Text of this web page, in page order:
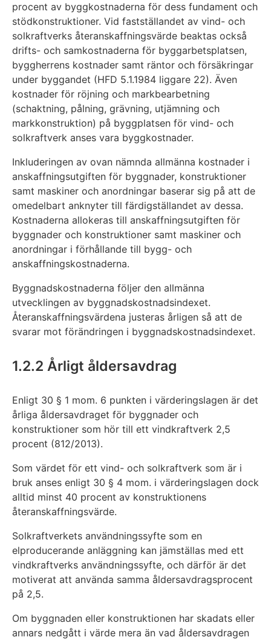
procent av byggkostnaderna för dess fundament och
stödkonstruktioner. Vid fastställandet av vind- och
solkraftverks återanskaffningsvärde beaktas också
drifts- och samkostnaderna för byggarbetsplatsen,
byggherrens kostnader samt räntor och försäkringar
under byggandet (HFD 5.1.1984 liggare 22). Även
kostnader för röjning och markbearbetning
(schaktning, pålning, grävning, utjämning och
markkonstruktion) på byggplatsen för vind- och
solkraftverk anses vara byggkostnader.
Inkluderingen av ovan nämnda allmänna kostnader i
anskaffningsutgiften för byggnader, konstruktioner
samt maskiner och anordningar baserar sig på att de
omedelbart anknyter till färdigställandet av dessa.
Kostnaderna allokeras till anskaffningsutgiften för
byggnader och konstruktioner samt maskiner och
anordningar i förhållande till bygg- och
anskaffningskostnaderna.
Byggnadskostnaderna följer den allmänna
utvecklingen av byggnadskostnadsindexet.
Återanskaffningsvärdena justeras årligen så att de
svarar mot förändringen i byggnadskostnadsindexet.
1.2.2 Årligt åldersavdrag
Enligt 30 § 1 mom. 6 punkten i värderingslagen är det
årliga åldersavdraget för byggnader och
konstruktioner som hör till ett vindkraftverk 2,5
procent (812/2013).
Som värdet för ett vind- och solkraftverk som är i
bruk anses enligt 30 § 4 mom. i värderingslagen dock
alltid minst 40 procent av konstruktionens
återanskaffningsvärde.
Solkraftverkets användningssyfte som en
elproducerande anläggning kan jämställas med ett
vindkraftverks användningssyfte, och därför är det
motiverat att använda samma åldersavdragsprocent
på 2,5.
Om byggnaden eller konstruktionen har skadats eller
annars nedgått i värde mera än vad åldersavdragen